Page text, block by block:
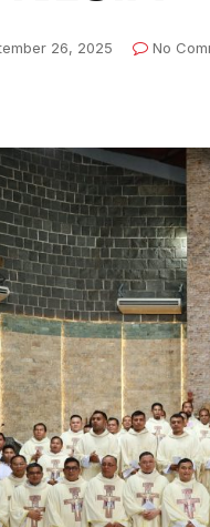
26, 2025 No